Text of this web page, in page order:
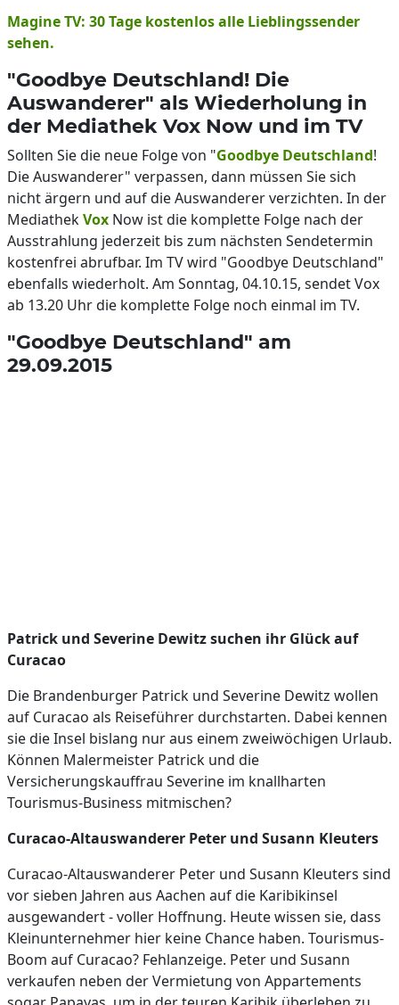
Magine TV: 30 Tage kostenlos alle Lieblingssender
sehen.
"Goodbye Deutschland! Die
Auswanderer" als Wiederholung in
der Mediathek Vox Now und im TV
Sollten Sie die neue Folge von "Goodbye Deutschland!
Die Auswanderer" verpassen, dann müssen Sie sich
nicht ärgern und auf die Auswanderer verzichten. In der
MediathekVox Now ist die komplette Folge nach der
Ausstrahlung jederzeit bis zum nächsten Sendetermin
kostenfrei abrufbar. Im TV wird "Goodbye Deutschland"
ebenfalls wiederholt. Am Sonntag, 04.10.15, sendet Vox
ab 13.20 Uhr die komplette Folge noch einmal im TV.
"Goodbye Deutschland" am
29.09.2015
Patrick und Severine Dewitz suchen ihr Glück auf
Curacao
Die Brandenburger Patrick und Severine Dewitz wollen
auf Curacao als Reiseführer durchstarten. Dabei kennen
sie die Insel bislang nur aus einem zweiwöchigen Urlaub.
Können Malermeister Patrick und die
Versicherungskauffrau Severine im knallharten
Tourismus-Business mitmischen?
Curacao-Altauswanderer Peter und Susann Kleuters
Curacao-Altauswanderer Peter und Susann Kleuters sind
vor sieben Jahren aus Aachen auf die Karibikinsel
ausgewandert - voller Hoffnung. Heute wissen sie, dass
Kleinunternehmer hier keine Chance haben. Tourismus-
Boom auf Curacao? Fehlanzeige. Peter und Susann
verkaufen neben der Vermietung von Appartements